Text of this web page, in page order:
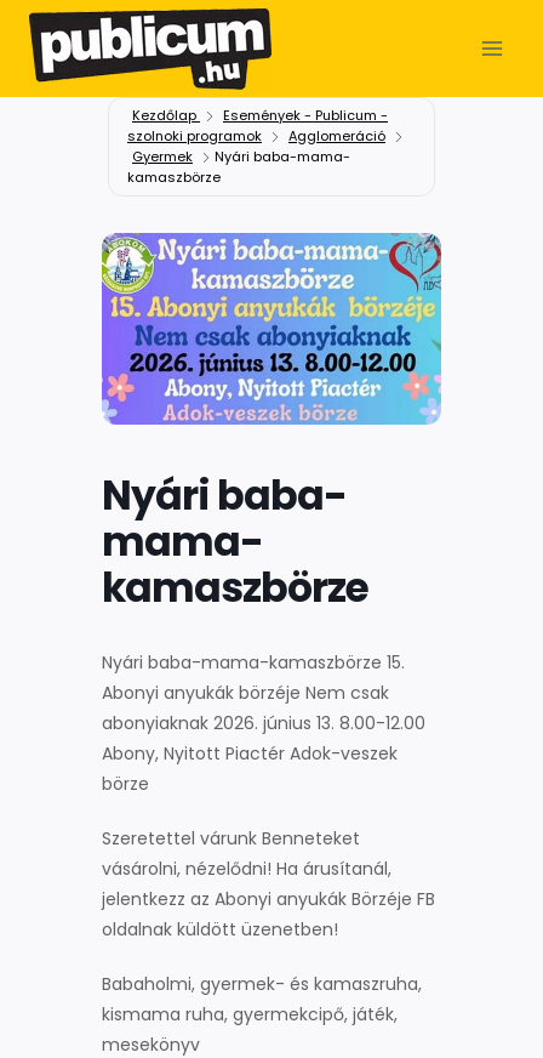
Kezdőlap
Események - Publicum -
szolnoki programok
Agglomeráció
Gyermek
Nyári baba-mama-
kamaszbörze
Nyári baba-
mama-
kamaszbörze
Nyári baba-mama-kamaszbörze 15.
Abonyi anyukák börzéje Nem csak
abonyiaknak 2026. június 13. 8.00-12.00
Abony, Nyitott Piactér Adok-veszek
börze
Szeretettel várunk Benneteket
vásárolni, nézelődni! Ha árusítanál,
jelentkezz az Abonyi anyukák Börzéje FB
oldalnak küldött üzenetben!
Babaholmi, gyermek- és kamaszruha,
kismama ruha, gyermekcipő, játék,
mesekönyv